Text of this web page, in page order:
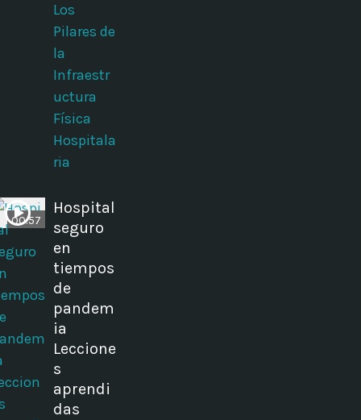
Los
Pilares de
la
Infraestr
uctura
Física
Hospitala
ria
00:57
Hospital
seguro
en
tiempos
de
pandem
ia
Leccione
s
aprendi
das